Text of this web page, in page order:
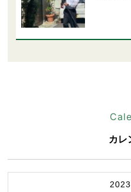
カレ